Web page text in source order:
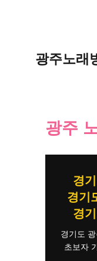
광주노래
광주
경
경기
경
경기도
초보자